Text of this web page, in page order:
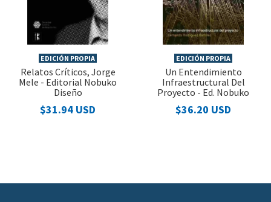
EDICIÓN PROPIA
Relatos Críticos, Jorge
Mele - Editorial Nobuko
Diseño
$31.94 USD
EDICIÓN PROPIA
Un Entendimiento
Infraestructural Del
Proyecto - Ed. Nobuko
$36.20 USD